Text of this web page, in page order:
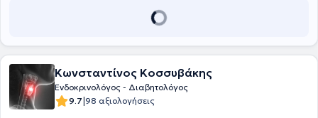
Υπόφυσης. Ο ιατρός είναι τακτικό μέλος της Ελληνικής
Ενδοκρινολογικής Εταιρείας και του Ιατρικού Συλλόγου Αθηνών.
Κωνσταντίνος Κοσσυβάκης
Ενδοκρινολόγος - Διαβητολόγος
9.7|98 αξιολογήσεις